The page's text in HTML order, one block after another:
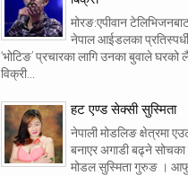
मोरङ:एपीवान
नेपाल आईडलका
‘भोटिङ’ प्रचारका लागि उनका बुवाले घरको
विक्री...
हट एण्ड सेक्सी सुस्मिता
नेपाली मोडलिङ क्षेत्रमा
बनाएर अगाडी बढ्ने
मोडल सुस्मिता गुरुङ ।